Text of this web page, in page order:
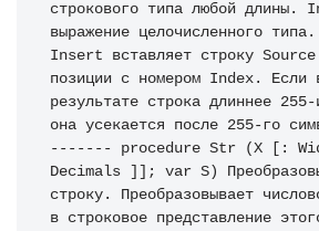
строкового типа любой длины.
выражение целочисленного
Insert вставляет строку
позиции с номером Index. Если
результате строка длиннее
она усекается после 255-го
------- procedure Str (X [:
Decimals ]]; var S)
строку. Преобразовывает
в строковое представление